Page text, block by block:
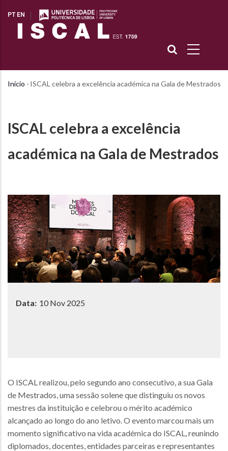
para
PT EN
ISCAL celebra a excelência
académica na Gala de Mestrados
Data: 10 Nov 2025
O ISCAL realizou, pelo segundo ano consecutivo, a sua Gala
de Mestrados, uma sessão solene que distinguiu os novos
mestres da instituição e celebrou o mérito académico
alcançado ao longo do ano letivo. O evento marcou mais um
momento significativo na vida académica do ISCAL, reunindo
diplomados, docentes, entidades parceiras e representantes
Navegação
Início - ISCAL celebra a excelência académica na Gala de Mestrados